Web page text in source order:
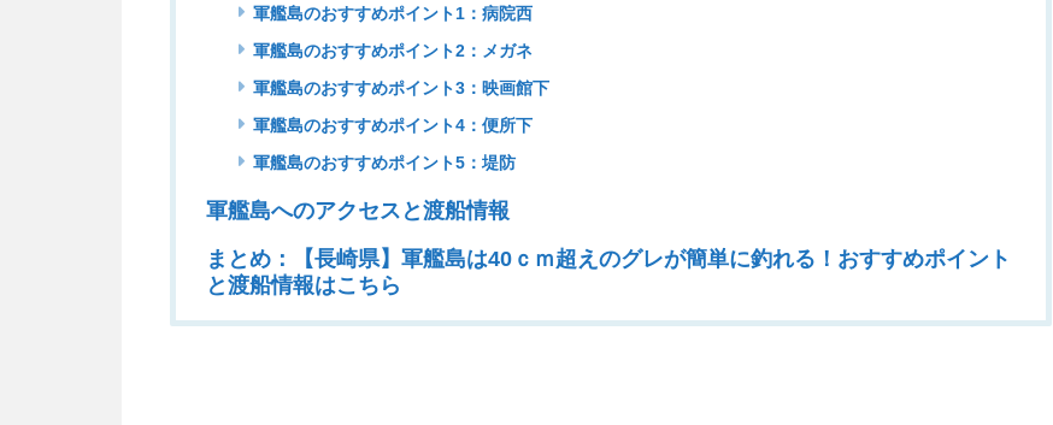
軍艦島のおすすめポイント1：病院西
軍艦島のおすすめポイント2：メガネ
軍艦島のおすすめポイント3：映画館下
軍艦島のおすすめポイント4：便所下
軍艦島のおすすめポイント5：堤防
軍艦島へのアクセスと渡船情報
まとめ：【長崎県】軍艦島は40ｃｍ超えのグレが簡単に釣れる！おすすめポイント
と渡船情報はこちら